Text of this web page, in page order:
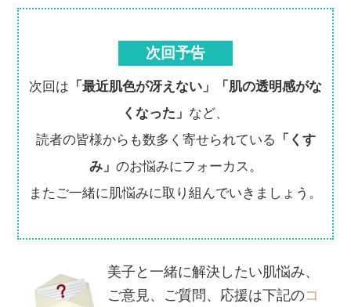
次回予告
次回は 「最近肌色が冴えない」
「肌の透明感がな
くなった」 など、
読者の皆様からも数多く寄せられている 「くす
み」 のお悩みにフォーカス。
またご一緒に肌悩みに取り組んでいきましょう。
美子と一緒に解決したい肌悩み、
ご意見、ご質問、応援は下記のコ